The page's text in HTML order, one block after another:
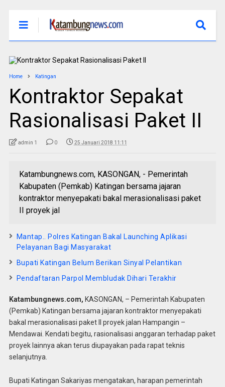
Home Katingan
Kontraktor Sepakat
Rasionalisasi Paket II
admin 1 0 25 Januari 2018 11:11
Katambungnews.com, KASONGAN, - Pemerintah
Kabupaten (Pemkab) Katingan bersama jajaran
kontraktor menyepakati bakal merasionalisasi paket
II proyek jal
Mantap.. Polres Katingan Bakal Launching Aplikasi
Pelayanan Bagi Masyarakat
Bupati Katingan Belum Berikan Sinyal Pelantikan
Pendaftaran Parpol Membludak Dihari Terakhir
Katambungnews.com, KASONGAN, – Pemerintah Kabupaten
(Pemkab) Katingan bersama jajaran kontraktor menyepakati
bakal merasionalisasi paket II proyek jalan Hampangin –
Mendawai. Kendati begitu, rasionalisasi anggaran terhadap paket
proyek lainnya akan terus diupayakan pada rapat teknis
selanjutnya.
Bupati Katingan Sakariyas mengatakan, harapan pemerintah